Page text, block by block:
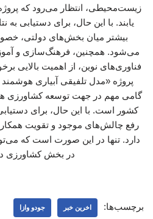
زیست‌محیطی، انتظار می‌رود که
یابند. با این حال، برای دستیابی به
بیشتر میان بخش‌های دولتی،
می‌شود. همچنین، فرهنگ‌سازی و
فناوری‌های نوین، از اهمیت بالایی
پروژه «مدل تلفیقی آبیاری
گامی مهم در جهت توسعه کشاورزی
کشور است. با این حال، برای دستیابی
رفع چالش‌های موجود و تقویت
دارد. تنها در این صورت است که
در بخش کشاورزی
برچسب‌ها: اخرین خبر جودو وازا